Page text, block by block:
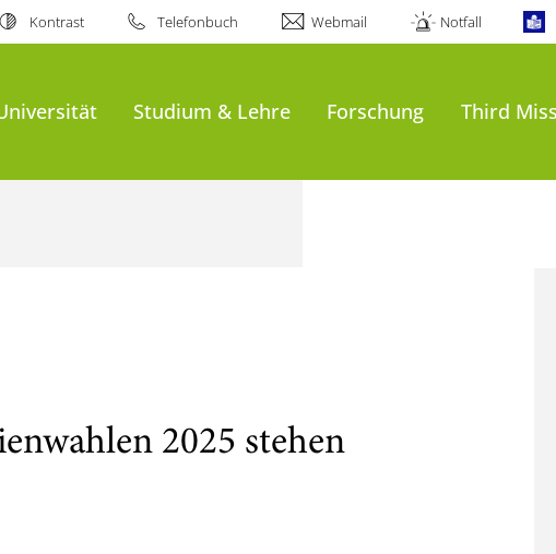
Kontrast Telefonbuch Webmail Notfall
Studium & Lehre Forschung Third
2025 stehen